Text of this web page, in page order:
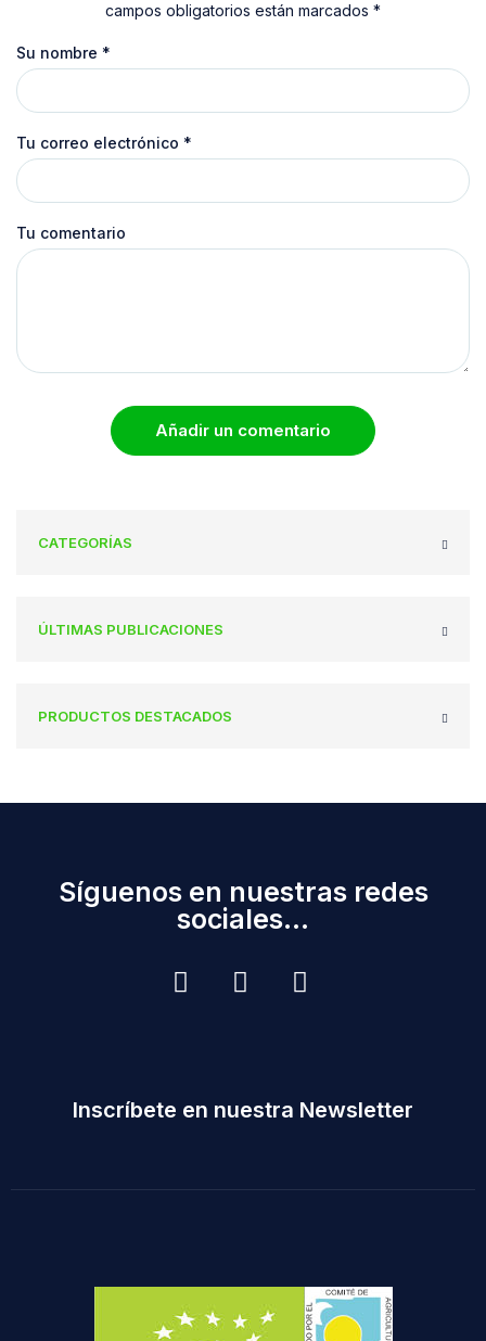
campos obligatorios están marcados *
Su nombre *
Tu correo electrónico *
Tu comentario
Añadir un comentario
CATEGORÍAS
ÚLTIMAS PUBLICACIONES
PRODUCTOS DESTACADOS
Síguenos en nuestras redes
sociales...
Inscríbete en nuestra Newsletter